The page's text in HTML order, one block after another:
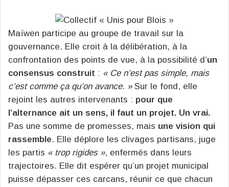
Maïwen participe au groupe de travail sur la
gouvernance. Elle croit à la délibération, à la
confrontation des points de vue, à la possibilité d’un
consensus construit : « Ce n’est pas simple, mais
c’est comme ça qu’on avance. »Sur le fond, elle
rejoint les autres intervenants : pour que
l’alternance ait un sens, il faut un projet. Un vrai.
Pas une somme de promesses, mais une vision qui
rassemble. Elle déplore les clivages partisans, juge
les partis « trop rigides », enfermés dans leurs
trajectoires. Elle dit espérer qu’un projet municipal
puisse dépasser ces carcans, réunir ce que chacun